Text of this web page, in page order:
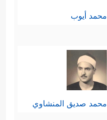
محمد أيوب
محمد صديق المنشاوي